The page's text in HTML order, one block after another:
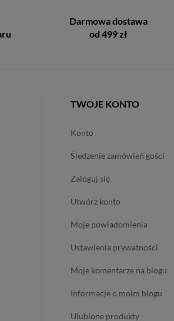
Darmowa dostawa
od 499 zł
TWOJE KONTO
konto
śledzenie zamówień gości
zaloguj się
utwórz konto
moje powiadomienia
ustawienia prywatności
moje komentarze na blogu
informacje o moim blogu
ulubione produkty